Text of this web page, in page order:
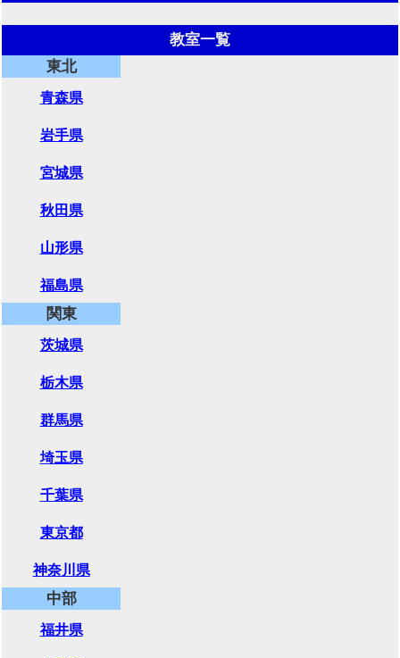
教室一覧
東北
青森県
岩手県
宮城県
秋田県
山形県
福島県
関東
茨城県
栃木県
群馬県
埼玉県
千葉県
東京都
神奈川県
中部
福井県